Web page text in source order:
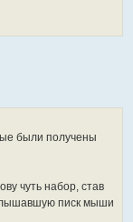
были получены
чуть набор, став
писк мыши